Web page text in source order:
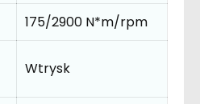
175/2900 N*m/rpm
Wtrysk